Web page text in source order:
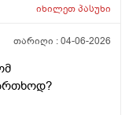
წულოთ
მაქ აქა ოქ
ვხმარობ
იხილეთპასუხი
თარიღი :04-06-2026